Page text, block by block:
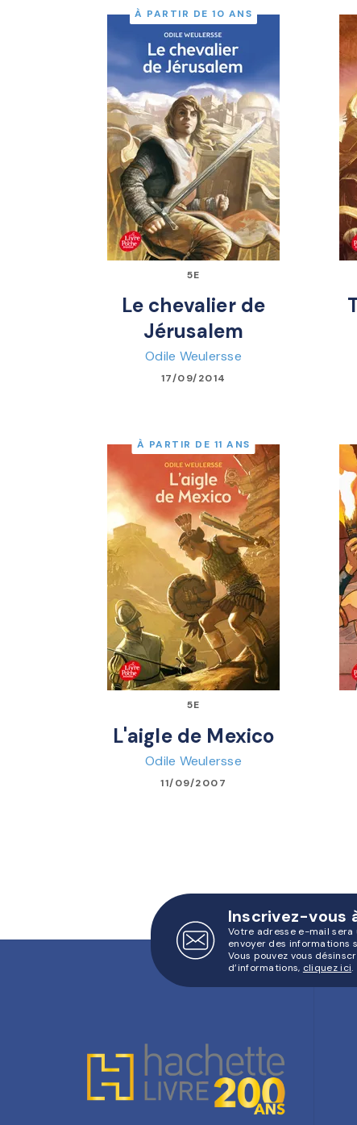
À PARTIR DE 10 ANS
5E
Le chevalier de
Jérusalem
Odile Weulersse
17/09/2014
À PARTIR DE 11 ANS
5E
L'aigle de Mexico
Odile Weulersse
11/09/2007
Inscrivez-vous
Votre adresse e-mail
envoyer des informations
Vous pouvez vous
d’informations, cliquez ici.